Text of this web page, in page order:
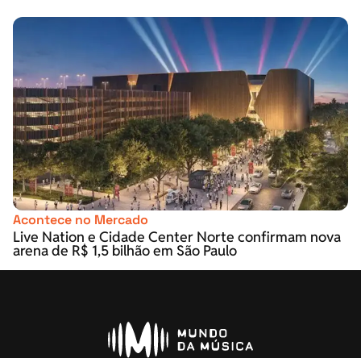
Acontece no Mercado
Live Nation e Cidade Center Norte confirmam nova
arena de R$ 1,5 bilhão em São Paulo